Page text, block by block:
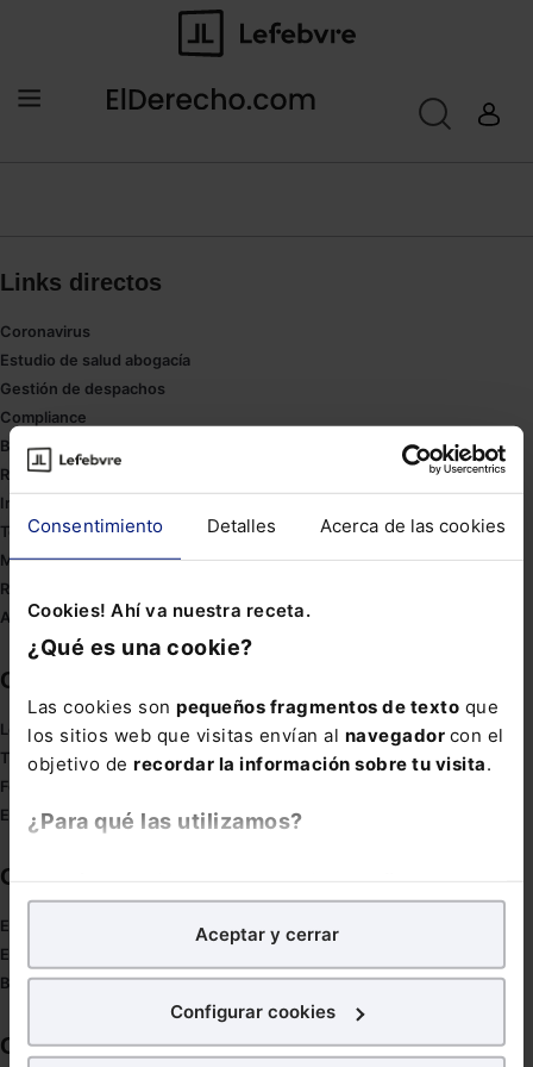
Consentimiento Detalles Acerca de las cookies
Cookies! Ahí va nuestra receta.
¿Qué es una cookie?
Las cookies son pequeños fragmentos de texto que
los sitios web que visitas envían al navegador con el
objetivo de recordar la información sobre tu visita.
¿Para qué las utilizamos?
analíticospara tratar demejorar tu experienciaen
nuestra página web. También con fines publicitarios,
para poder mostrarte publicidad y contenidos de tu
¿Qué puedes hacer?
Aceptar y cerrar
Configurar cookies
Links directos
Coronavirus
Estudio de salud abogacía
Gestión de despachos
Compliance
Buenas Prácticas Tributarias
RGPD
Innovación
Tesauro
Mapa web
Redirect sitemap
Autores de El Derecho
Corporativo
Lefebvre
Tienda online
Formación
Empleos
Otras webs de Lefebvre
Espacioasesoria.com
Espaciopymes.com
Blog de Actualidad
Contacto